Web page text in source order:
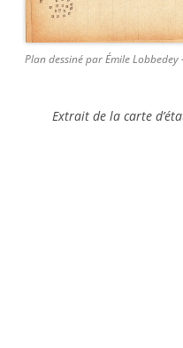
Plan dessiné par Émile Lobbedey
Extrait de la carte